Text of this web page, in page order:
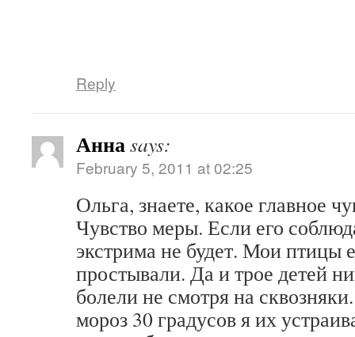
Reply
Аннаsays:
February 5, 2011 at 02:25
Ольга, знаете, какое главное
Чувство меры. Если его
экстрима не будет. Мои птицы
простывали. Да и трое детей
болели не смотря на
мороз 30 градусов я их